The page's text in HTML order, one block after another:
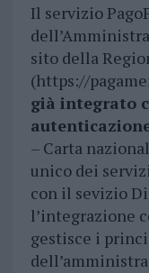
Il servizio
sito della
(https://
già integrato
– Carta
unico dei
con il sevizio
l’integrazione
gestisce i